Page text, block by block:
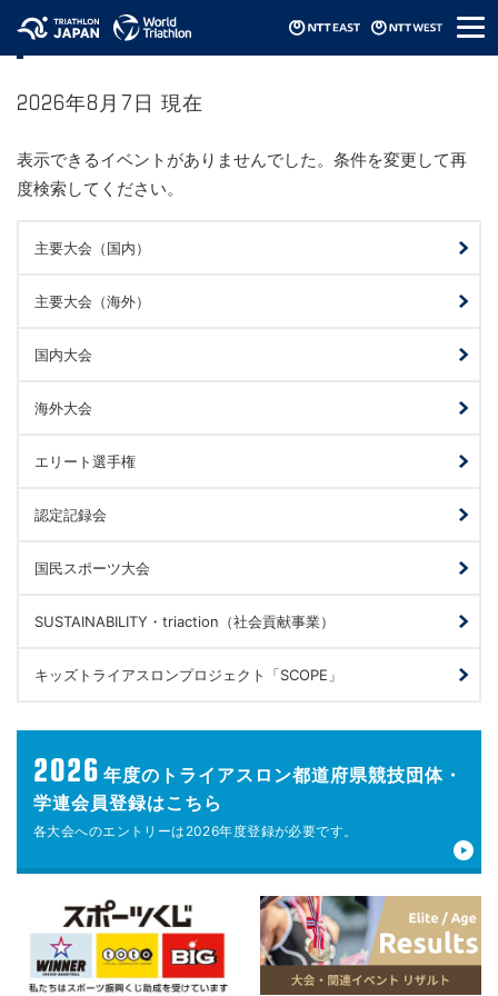
メ
ニ
J-STAR
2026年8月7日 現在
表示できるイベントがありませんでした。条件を変更して再
度検索してください。
主要大会（国内）
主要大会（海外）
国内大会
海外大会
エリート選手権
認定記録会
国民スポーツ大会
SUSTAINABILITY・triaction（社会貢献事業）
キッズトライアスロンプロジェクト「SCOPE」
2026 年度の トライアスロン都道府県競技団体・
学連会員登録はこちら
各大会へのエントリーは 2026年度登録が必要です。